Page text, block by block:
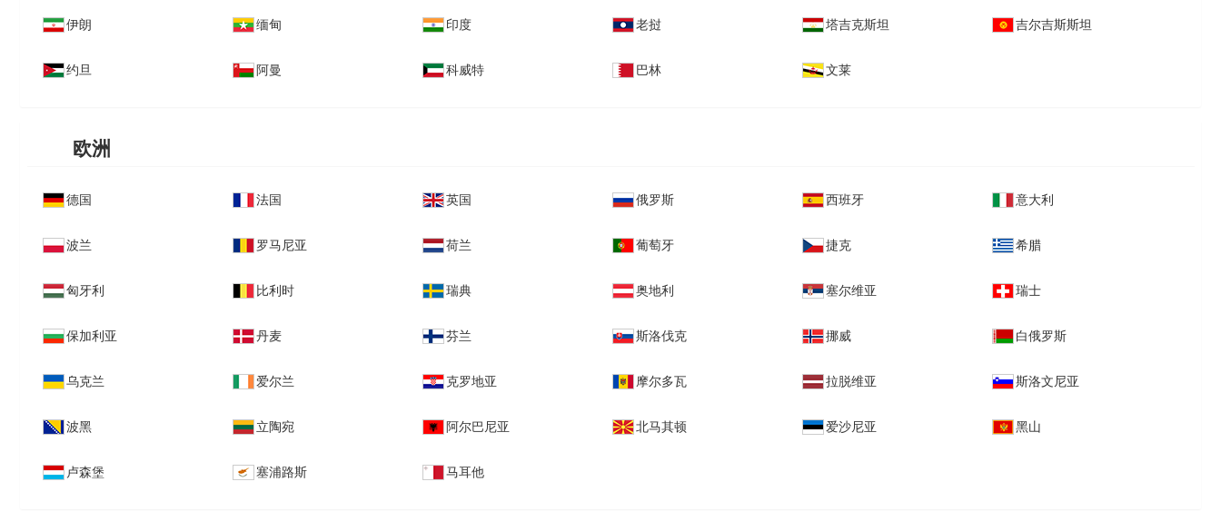
伊朗 缅甸 印度 老挝 塔吉克斯坦 吉尔吉斯斯坦
约旦 阿曼 科威特 巴林 文莱
欧洲
德国 法国 英国 俄罗斯 西班牙 意大利
波兰 罗马尼亚 荷兰 葡萄牙 捷克 希腊
匈牙利 比利时 瑞典 奥地利 塞尔维亚 瑞士
保加利亚 丹麦 芬兰 斯洛伐克 挪威 白俄罗斯
乌克兰 爱尔兰 克罗地亚 摩尔多瓦 拉脱维亚 斯洛文尼亚
波黑 立陶宛 阿尔巴尼亚 北马其顿 爱沙尼亚 黑山
卢森堡 塞浦路斯 马耳他